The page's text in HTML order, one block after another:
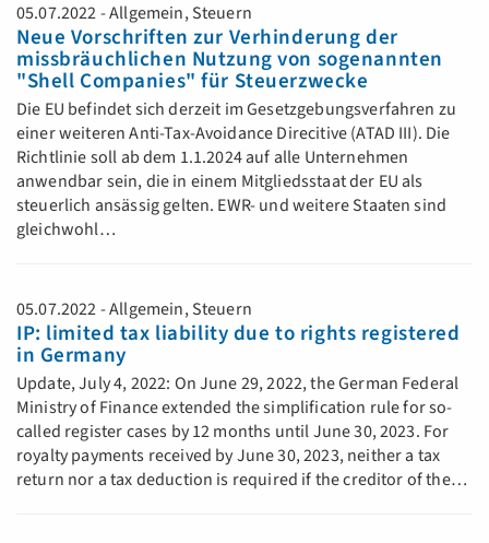
05.07.2022 - Allgemein, Steuern
Neue Vorschriften zur Verhinderung der
missbräuchlichen Nutzung von sogenannten
"Shell Companies" für Steuerzwecke
Die EU befindet sich derzeit im Gesetzgebungsverfahren zu
einer weiteren Anti-Tax-Avoidance Direcitive (ATAD III). Die
Richtlinie soll ab dem 1.1.2024 auf alle Unternehmen
anwendbar sein, die in einem Mitgliedsstaat der EU als
steuerlich ansässig gelten. EWR- und weitere Staaten sind
gleichwohl…
05.07.2022 - Allgemein, Steuern
IP: limited tax liability due to rights registered
in Germany
Update, July 4, 2022: On June 29, 2022, the German Federal
Ministry of Finance extended the simplification rule for so-
called register cases by 12 months until June 30, 2023. For
royalty payments received by June 30, 2023, neither a tax
return nor a tax deduction is required if the creditor of the…